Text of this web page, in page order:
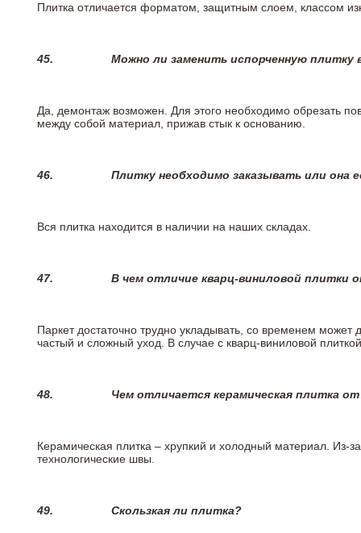
Плитка отличается форматом, защитным слоем, классом
45. Можно ли заменить испорченную плитку
Да, демонтаж возможен. Для этого необходимо обрезать
между собой материал, прижав стык к основанию.
46. Плитку необходимо заказывать или она
Вся плитка находится в наличии на наших складах.
47. В чем отличие кварц-виниловой плитки
Паркет достаточно трудно укладывать, со временем
частый и сложный уход. В случае с кварц-виниловой
48. Чем отличается керамическая плитка
Керамическая плитка – хрупкий и холодный материал. Из-
технологические швы.
49. Скользкая ли плитка?